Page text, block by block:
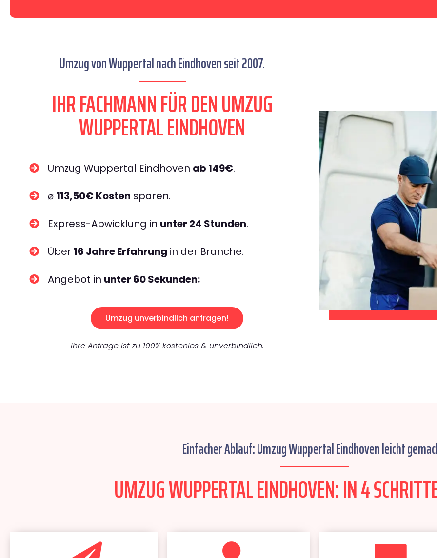
Umzug von Wuppertal nach Eindhoven seit 2007.
IHR FACHMANN FÜR DEN UMZUG
WUPPERTAL EINDHOVEN
Umzug Wuppertal Eindhoven ab 149€.
⌀ 113,50€ Kosten sparen.
Express-Abwicklung in unter 24 Stunden.
Über 16 Jahre Erfahrung in der Branche.
Angebot in unter 60 Sekunden:
Umzug unverbindlich anfragen!
Ihre Anfrage ist zu 100% kostenlos & unverbindlich.
Einfacher Ablauf: Umzug Wuppertal Eindhoven leicht
UMZUG WUPPERTAL EINDHOVEN: IN 4